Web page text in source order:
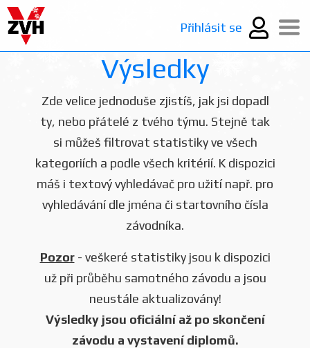
Přihlásit se
Výsledky
Zde velice jednoduše zjistíš, jak jsi dopadl
ty, nebo přátelé z tvého týmu. Stejně tak
si můžeš filtrovat statistiky ve všech
kategoriích a podle všech kritérií. K dispozici
máš i textový vyhledávač pro užití např. pro
vyhledávání dle jména či startovního čísla
závodníka.
Pozor- veškeré statistiky jsou k dispozici
už při průběhu samotného závodu a jsou
neustále aktualizovány!
Výsledky jsou oficiální až po skončení
závodu a vystavení diplomů.